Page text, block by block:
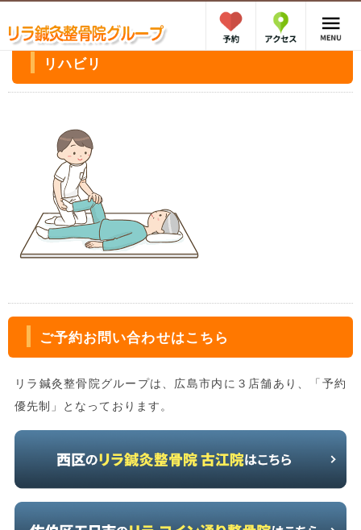
リハビリ
ご予約お問い合わせはこちら
リラ鍼灸整骨院グループは、広島市内に３店舗あり、「予約
優先制」となっております。